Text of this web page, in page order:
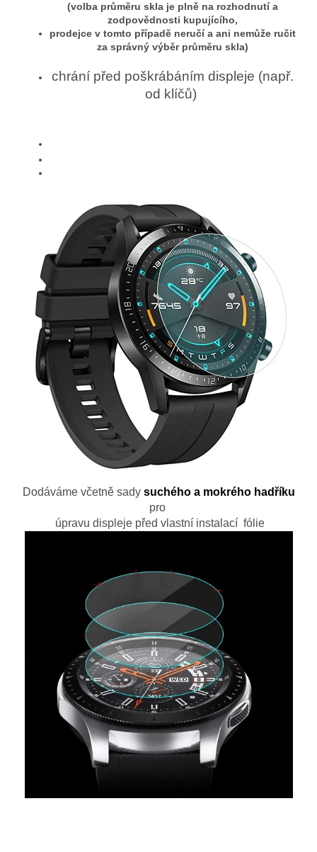
(volba průměru skla je plně na rozhodnutí a
zodpovědnosti kupujícího,
prodejce v tomto případě neručí a ani nemůže ručit
za správný výběr průměru skla)
chrání před poškrábáním displeje (např.
od klíčů)
Dodáváme včetně sady suchého a mokrého hadříku
pro
úpravu displeje před vlastní instalací fólie